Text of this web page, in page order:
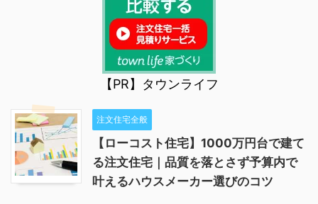
【PR】タウンライフ
注文住宅全般
【ローコスト住宅】1000万円台で建て
る注文住宅｜品質を落とさず予算内で
叶えるハウスメーカー選びのコツ